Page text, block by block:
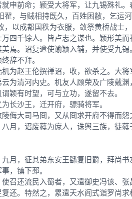
前命；颖受大将军，让九锡殊礼。
翟，与贼相持既久，百姓困敝，乞运
，以成都国秩为衣服，敛祭黄桥战士
四千馀人。皆卢志之谋也。颖形美
焉。诏复遣使谕颖入辅，并使受九锡
辞不拜。
赵王伦撰禅诏，收，欲杀之。大将
为清河内史。机友人顾荣及广陵戴
颖有时望，可与立功，遂留不去。
沙王，迁开府，骠骑将军。
大司马冏，又从冏求开府不得而怨
月，诏废蕤为庶人，诛舆三族，徒
，征其弟东安王繇复旧爵，拜尚书
，镇下邳。
还流民入蜀者，又遣御史冯该、张
还。特然之，累遣天水阎式诣罗尚